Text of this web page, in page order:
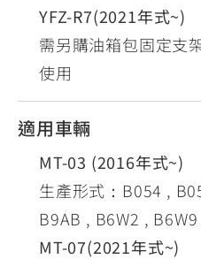
YFZ-R7(2021年式~)
需另購油箱包固定支
使用
適用車輛
MT-03 (2016年式~)
生產形式：B054 ,
B9AB , B6W2 ,
MT-07(2021年式~)